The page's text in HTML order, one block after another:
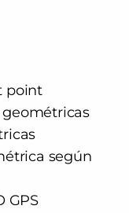
point
geométricas
según
GPS